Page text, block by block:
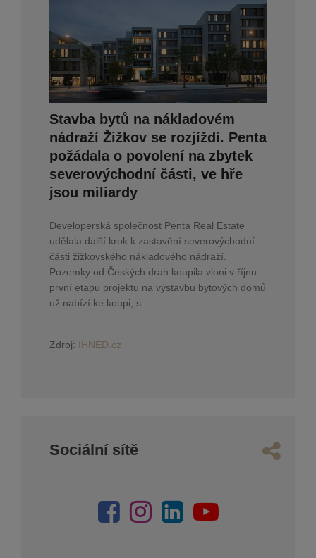
Stavba bytů na nákladovém
nádraží Žižkov se rozjíždí. Penta
požádala o povolení na zbytek
severovýchodní části, ve hře
jsou miliardy
Developerská společnost Penta Real Estate
udělala další krok k zastavění severovýchodní
části žižkovského nákladového nádraží.
Pozemky od Českých drah koupila vloni v říjnu –
první etapu projektu na výstavbu bytových domů
už nabízí ke koupi, s...
Zdroj: IHNED.cz
Sociální sítě